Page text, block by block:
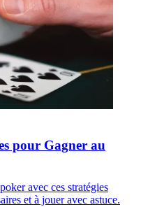
pour Gagner au
avec ces stratégies
et à jouer avec astuce.